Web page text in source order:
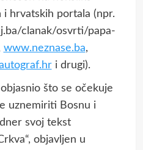
i hrvatskih portala (npr.
clanak/osvrti/papa-
www.neznase.ba,
i drugi).
što se očekuje
uznemiriti Bosnu i
svoj tekst
objavljen u